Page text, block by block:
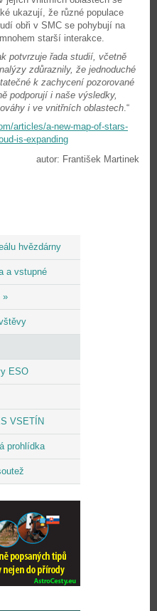
hvězdárny
a vstupné
»
ESO
VSETÍN
prohlídka
ukazují, že různé populace
obři v SMC se pohybují na
starší interakce.
potvrzuje řada studií, včetně
zdůraznily, že jednoduché
k zachycení pozorované
podporují i naše výsledky,
i ve vnitřních oblastech.“
articles/a-new-map-of-stars-
is-expanding
autor: František Martinek